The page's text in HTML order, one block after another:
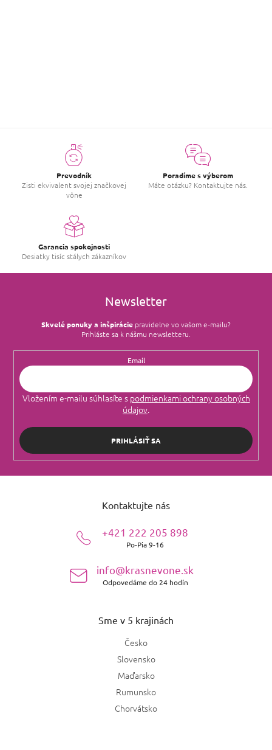
Prevodník
Zisti ekvivalent svojej značkovej
vône
Poradíme s výberom
Máte otázku? Kontaktujte nás.
Garancia spokojnosti
Desiatky tisíc stálych zákazníkov
Newsletter
Skvelé ponuky a inšpirácie pravidelne vo vašom e‑mailu?
Prihláste sa k nášmu newsletteru.
Email
Vložením e-mailu súhlasíte s podmienkami ochrany osobných
údajov.
PRIHLÁSIŤ SA
Kontaktujte nás
+421 222 205 898
Po-Pia 9-16
info@krasnevone.sk
Odpovedáme do 24 hodín
Sme v 5 krajinách
Česko
Slovensko
Maďarsko
Rumunsko
Chorvátsko